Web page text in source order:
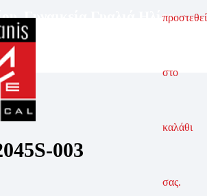
προστεθεί
στο
καλάθι
σας.
,Γυναικεία Γυαλιά Ηλίου
ΗΛΙΟΥ
003